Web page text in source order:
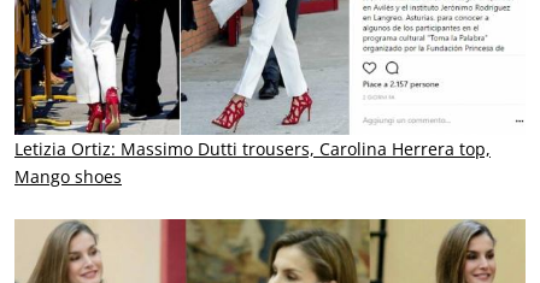
Letizia Ortiz: Massimo Dutti trousers, Carolina Herrera top,
Mango shoes